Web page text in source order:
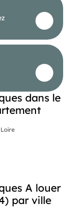
dans le
A louer
par ville